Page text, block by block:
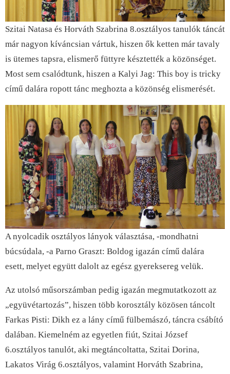
Szitai Natasa és Horváth Szabrina 8.osztályos tanulók táncát
már nagyon kíváncsian vártuk, hiszen ők ketten már tavaly
is ütemes tapsra, elismerő füttyre késztették a közönséget.
Most sem csalódtunk, hiszen a Kalyi Jag: This boy is tricky
című dalára ropott tánc meghozta a közönség elismerését.
A nyolcadik osztályos lányok választása, -mondhatni
búcsúdala, -a Parno Graszt: Boldog igazán című dalára
esett, melyet együtt dalolt az egész gyereksereg velük.
Az utolsó műsorszámban pedig igazán megmutatkozott az
„együvétartozás”, hiszen több korosztály közösen táncolt
Farkas Pisti: Dikh ez a lány című fülbemászó, táncra csábító
dalában. Kiemelném az egyetlen fiút, Szitai József
6.osztályos tanulót, aki megtáncoltatta, Szitai Dorina,
Lakatos Virág 6.osztályos, valamint Horváth Szabrina,